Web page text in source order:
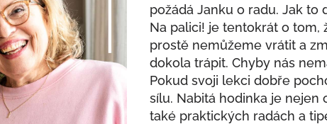
požádá Janku o radu. Jak to
Na palici! je tentokrát o tom,
prostě nemůžeme vrátit a
dokola trápit. Chyby nás
Pokud svoji lekci dobře
sílu. Nabitá hodinka je nejen
také praktických radách a